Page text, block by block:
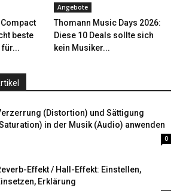
beste
Angebote
Thomann Music Days 2026:
Diese 10 Deals sollte sich
kein Musiker...
(Distortion) und Sättigung
in der Musik (Audio) anwenden
0
Effekt / Hall-Effekt: Einstellen,
Erklärung